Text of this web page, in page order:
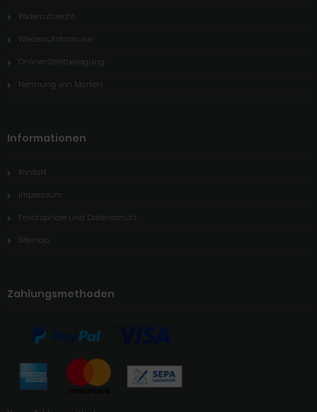
Widerrufsrecht
Wiederrufsformular
Online-Streitbeilegung
Nennung von Marken
Informationen
Kontakt
Impressum
Privatsphäre und Datenschutz
Sitemap
Zahlungsmethoden